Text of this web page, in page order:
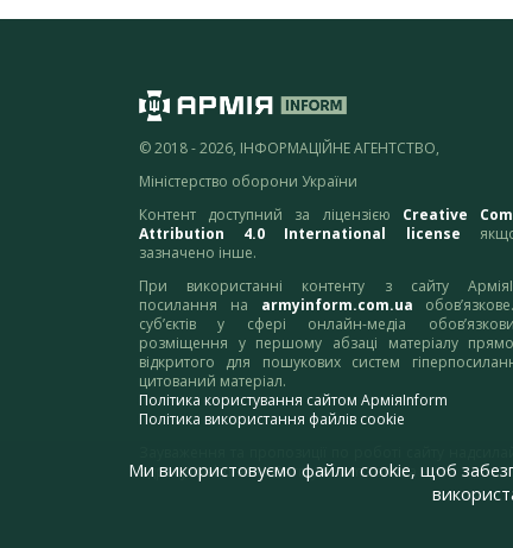
© 2018 - 2026, ІНФОРМАЦІЙНЕ АГЕНТСТВО,
Міністерство оборони України
Контент доступний за ліцензією Creative
Attribution 4.0 International license
зазначено інше.
При використанні контенту з сайту
посилання на armyinform.com.ua
суб’єктів у сфері онлайн-медіа
розміщення у першому абзаці матеріалу
відкритого для пошукових систем
цитований матеріал.
Політика користування сайтом АрміяInform
Політика використання файлів cookie
адресу:webmaster@armyinform.com.ua
Ми використовуємо файли cookie, щоб